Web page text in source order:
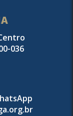
036